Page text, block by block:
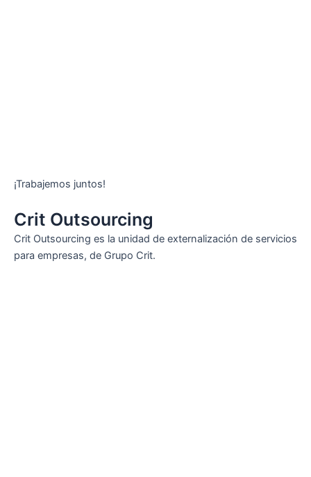
¡Trabajemos juntos!
Crit Outsourcing
Crit Outsourcing es la unidad de externalización de servicios
para empresas, de Grupo Crit.